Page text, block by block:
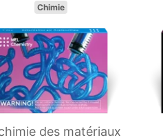
Chimie
des matériaux